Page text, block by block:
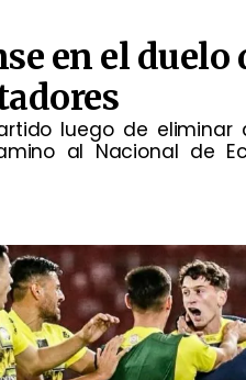
en el duelo
luego de eliminar
al Nacional de